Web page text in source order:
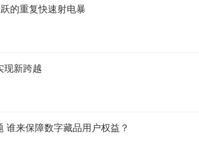
的重复快速射电暴
现新跨越
谁来保障数字藏品用户权益？